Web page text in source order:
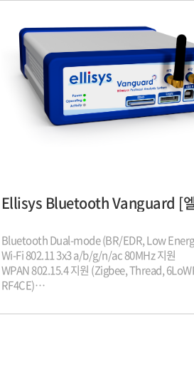
Bluetooth Dual-mode (BR/EDR, Low
Wi-Fi 802.11 3x3 a/b/g/n/ac 80MHz 지원
WPAN 802.15.4 지원 (Zigbee, Thread,
RF4CE)
Bluetooth 최신 규격 지원